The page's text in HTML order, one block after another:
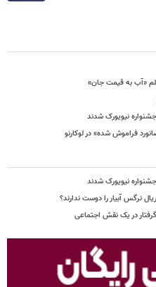
«آب به قیمت جان»
جشنواره نیویورک شدند
فراموش شده» در لوکارنو
جشنواره نیویورک شدند
نرگس آبیار را دوست ندارند؟
در یک نقش اجتماعی